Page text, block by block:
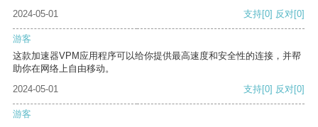
2024-05-01
支持[0] 反对[0]
游客
这款加速器VPM应用程序可以给你提供最高速度和安全性的连接，并帮
助你在网络上自由移动。
2024-05-01
支持[0] 反对[0]
游客